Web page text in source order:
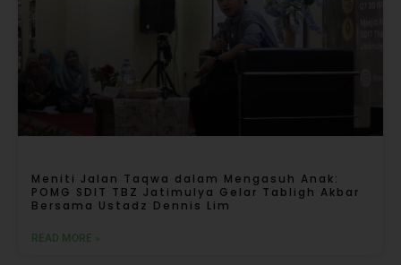
Meniti Jalan Taqwa dalam Mengasuh Anak:
POMG SDIT TBZ Jatimulya Gelar Tabligh Akbar
Bersama Ustadz Dennis Lim
READ MORE »